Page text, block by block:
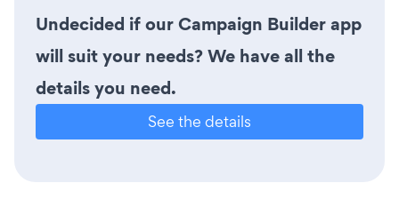
Undecided if our Campaign Builder app
will suit your needs? We have all the
details you need.
See the details